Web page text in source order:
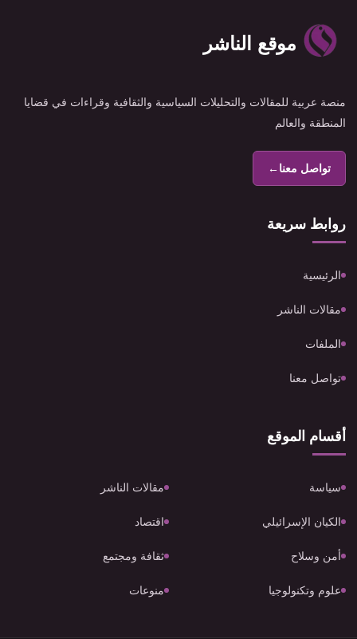
موقع الناشر
منصة عربية للمقالات والتحليلات السياسية والثقافية وقراءات في قضايا
المنطقة والعالم
تواصل معنا←
روابط سريعة
الرئيسية
مقالات الناشر
الملفات
تواصل معنا
أقسام الموقع
سياسة مقالات الناشر
الكيان الإسرائيلي اقتصاد
أمن وسلاح ثقافة ومجتمع
علوم وتكنولوجيا منوعات